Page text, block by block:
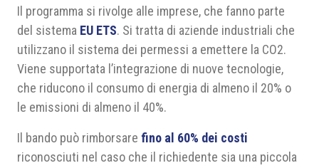
Il programma si rivolge alle imprese, che fanno parte
del sistema EU ETS. Si tratta di aziende industriali che
utilizzano il sistema dei permessi a emettere la CO2.
Viene supportata l’integrazione di nuove tecnologie,
che riducono il consumo di energia di almeno il 20% o
le emissioni di almeno il 40%.
Il bando può rimborsare fino al 60% dei costi
riconosciuti nel caso che il richiedente sia una piccola